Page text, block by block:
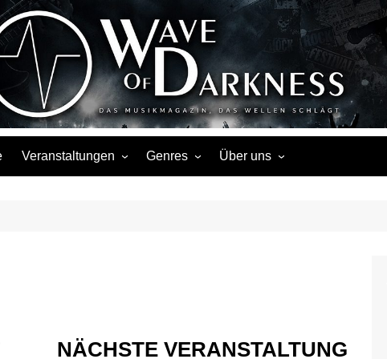
Wave of Darkness
Events, Fotos, Termine, Interviews, Berichte, Musik
Veranstaltungen Genres Über uns
NÄCHSTE VERANSTALTUNG